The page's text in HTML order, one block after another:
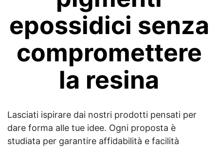
epossidici senza
compromettere
la resina
Lasciati ispirare dai nostri prodotti pensati per
dare forma alle tue idee. Ogni proposta è
studiata per garantire affidabilità e facilità